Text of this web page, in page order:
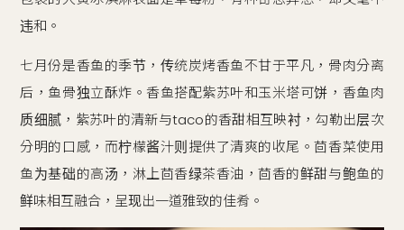
违和。
七月份是香鱼的季节，传统炭烤香鱼不甘于平凡，骨肉分离
后，鱼骨独立酥炸。香鱼搭配紫苏叶和玉米塔可饼，香鱼肉
质细腻，紫苏叶的清新与taco的香甜相互映衬，勾勒出层次
分明的口感，而柠檬酱汁则提供了清爽的收尾。茴香菜使用
鱼为基础的高汤，淋上茴香绿茶香油，茴香的鲜甜与鲍鱼的
鲜味相互融合，呈现出一道雅致的佳肴。